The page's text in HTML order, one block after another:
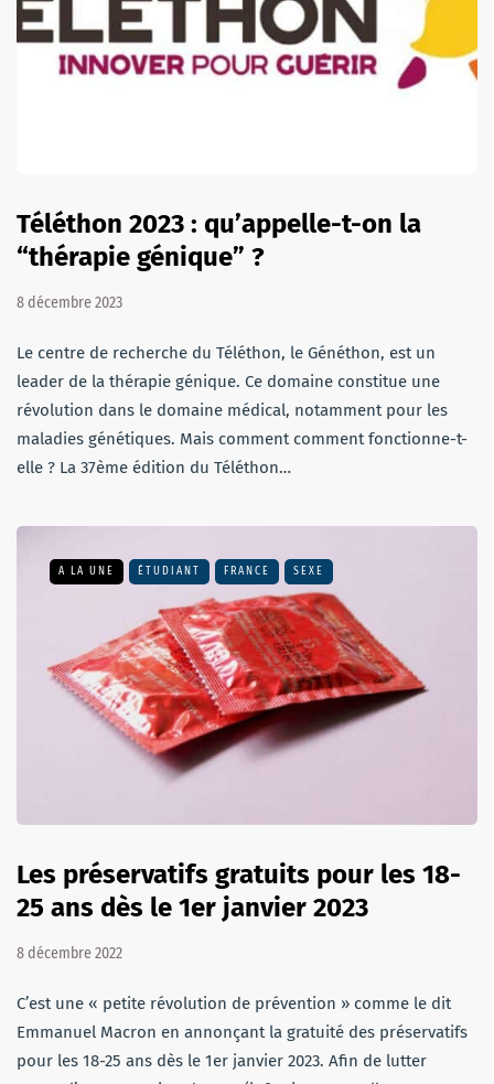
Téléthon 2023 : qu’appelle-t-on la
“thérapie génique” ?
8 décembre 2023
Le centre de recherche du Téléthon, le Généthon, est un
leader de la thérapie génique. Ce domaine constitue une
révolution dans le domaine médical, notamment pour les
maladies génétiques. Mais comment comment fonctionne-t-
elle ? La 37ème édition du Téléthon…
A LA UNE ÉTUDIANT FRANCE SEXE
Les préservatifs gratuits pour les 18-
25 ans dès le 1er janvier 2023
8 décembre 2022
C’est une « petite révolution de prévention » comme le dit
Emmanuel Macron en annonçant la gratuité des préservatifs
pour les 18-25 ans dès le 1er janvier 2023. Afin de lutter